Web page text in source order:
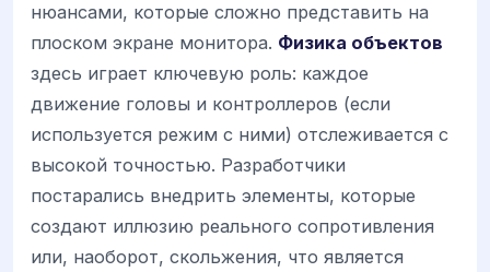
нюансами, которые сложно представить на
плоском экране монитора. Физика объектов
здесь играет ключевую роль: каждое
движение головы и контроллеров (если
используется режим с ними) отслеживается с
высокой точностью. Разработчики
постарались внедрить элементы, которые
создают иллюзию реального сопротивления
или, наоборот, скольжения, что является